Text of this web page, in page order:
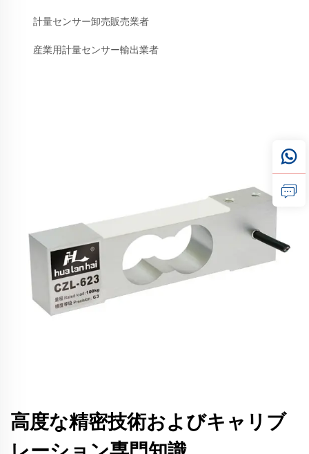
計量センサー卸売販売業者
産業用計量センサー輸出業者
高度な精密技術およびキャリブ